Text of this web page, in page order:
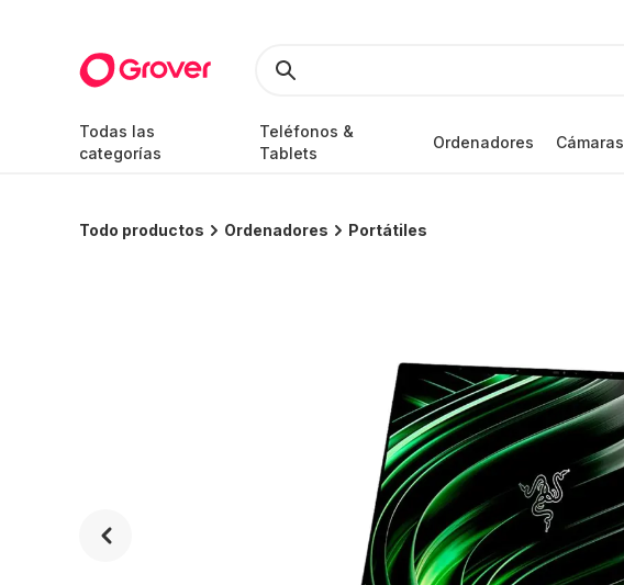
Todas las
categorías
Teléfonos &
Tablets
Ordenadores Cámaras
Todo productos Ordenadores Portátiles